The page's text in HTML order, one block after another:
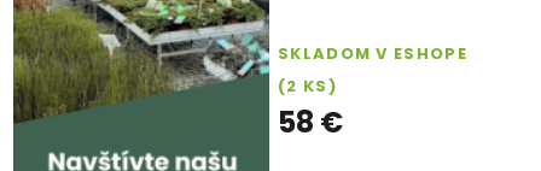
SKLADOM V ESHOPE
(2 KS)
58 €